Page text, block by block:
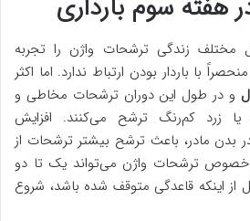
هفته سوم بارداری
مختلف زندگی ترشحات واژن را تجربه
با باردار بودن ارتباط ندارد. اما اکثر
و در طول این دوران ترشحات مخاطی و
زرد کم‌رنگ ترشح می‌کنند. افزایش
بدن مادر، باعث ترشح بیشتر ترشحات از
خصوص ترشحات واژن می‌تواند یک تا دو
از اینکه قاعدگی متوقف شده باشد، شروع